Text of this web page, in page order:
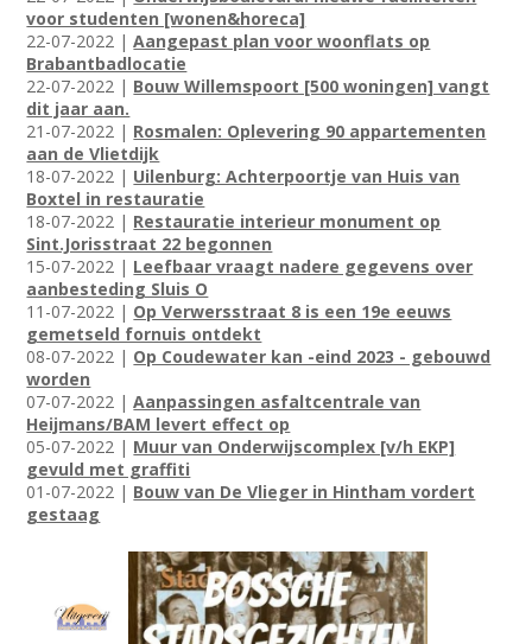
voor studenten [wonen&horeca]
22-07-2022 |Aangepast plan voor woonflats op
Brabantbadlocatie
22-07-2022 | Bouw Willemspoort [500 woningen] vangt
dit jaar aan.
21-07-2022 | Rosmalen: Oplevering 90 appartementen
aan de Vlietdijk
18-07-2022 | Uilenburg: Achterpoortje van Huis van
Boxtel in restauratie
18-07-2022 | Restauratie interieur monument op
Sint.Jorisstraat 22 begonnen
15-07-2022 | Leefbaar vraagt nadere gegevens over
aanbesteding Sluis O
11-07-2022 | Op Verwersstraat 8 is een 19e eeuws
gemetseld fornuis ontdekt
08-07-2022 | Op Coudewater kan -eind 2023 - gebouwd
worden
07-07-2022 |Aanpassingen asfaltcentrale van
Heijmans/BAM levert effect op
05-07-2022 | Muur van Onderwijscomplex [v/h EKP]
gevuld met graffiti
01-07-2022 | Bouw van De Vlieger in Hintham vordert
gestaag